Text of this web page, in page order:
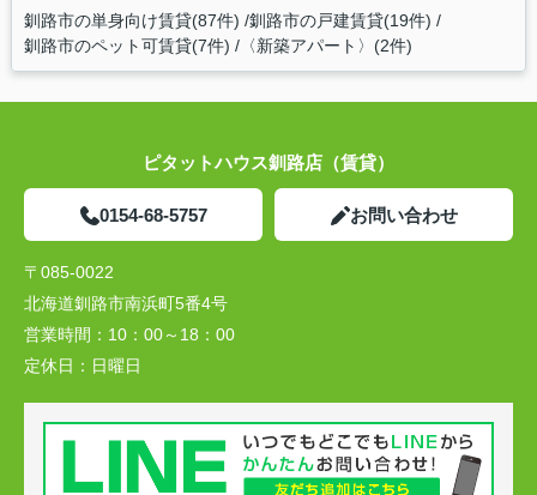
釧路市の単身向け賃貸(87件) 釧路市の戸建賃貸(19件)
釧路市のペット可賃貸(7件) 〈新築アパート〉(2件)
ピタットハウス釧路店（賃貸）
0154-68-5757 お問い合わせ
〒085-0022
北海道釧路市南浜町5番4号
営業時間： 10：00～18：00
定休日： 日曜日